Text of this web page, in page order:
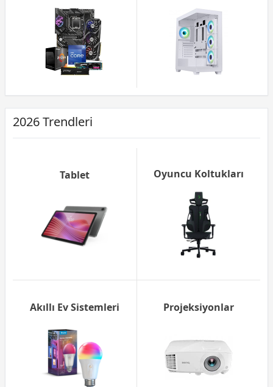
2026 Trendleri
Tablet
Akıllı Ev Sistemleri
Oyuncu Koltukları
Projeksiyonlar